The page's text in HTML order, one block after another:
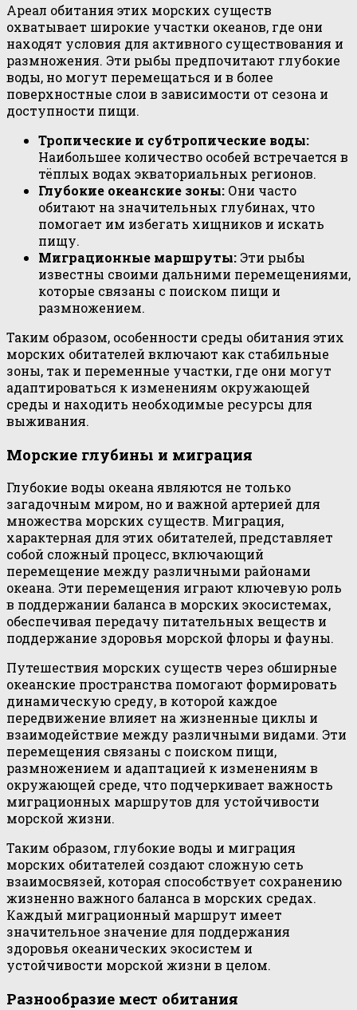
Ареал обитания этих морских существ
охватывает широкие участки океанов, где они
находят условия для активного существования и
размножения. Эти рыбы предпочитают глубокие
воды, но могут перемещаться и в более
поверхностные слои в зависимости от сезона и
доступности пищи.
Тропические и субтропические воды:
Наибольшее количество особей встречается в
тёплых водах экваториальных регионов.
Глубокие океанские зоны: Они часто
обитают на значительных глубинах, что
помогает им избегать хищников и искать
пищу.
Миграционные маршруты: Эти рыбы
известны своими дальними перемещениями,
которые связаны с поиском пищи и
размножением.
Таким образом, особенности среды обитания этих
морских обитателей включают как стабильные
зоны, так и переменные участки, где они могут
адаптироваться к изменениям окружающей
среды и находить необходимые ресурсы для
выживания.
Морские глубины и миграция
Глубокие воды океана являются не только
загадочным миром, но и важной артерией для
множества морских существ. Миграция,
характерная для этих обитателей, представляет
собой сложный процесс, включающий
перемещение между различными районами
океана. Эти перемещения играют ключевую роль
в поддержании баланса в морских экосистемах,
обеспечивая передачу питательных веществ и
поддержание здоровья морской флоры и фауны.
Путешествия морских существ через обширные
океанские пространства помогают формировать
динамическую среду, в которой каждое
передвижение влияет на жизненные циклы и
взаимодействие между различными видами. Эти
перемещения связаны с поиском пищи,
размножением и адаптацией к изменениям в
окружающей среде, что подчеркивает важность
миграционных маршрутов для устойчивости
морской жизни.
Таким образом, глубокие воды и миграция
морских обитателей создают сложную сеть
взаимосвязей, которая способствует сохранению
жизненно важного баланса в морских средах.
Каждый миграционный маршрут имеет
значительное значение для поддержания
здоровья океанических экосистем и
устойчивости морской жизни в целом.
Разнообразие мест обитания